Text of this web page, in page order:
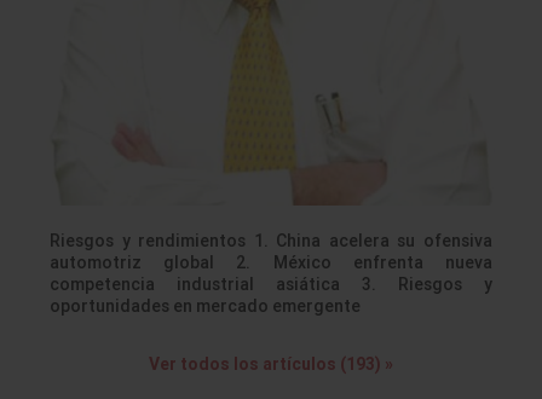
Riesgos y rendimientos 1. China acelera su ofensiva
automotriz global 2. México enfrenta nueva
competencia industrial asiática 3. Riesgos y
oportunidades en mercado emergente
Ver todos los artículos (193) »